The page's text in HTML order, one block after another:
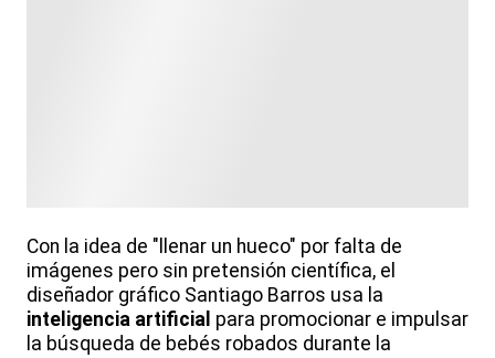
Con la idea de "llenar un hueco" por falta de
imágenes pero sin pretensión científica, el
diseñador gráfico Santiago Barros usa la
inteligencia artificial para promocionar e impulsar
la búsqueda de bebés robados durante la